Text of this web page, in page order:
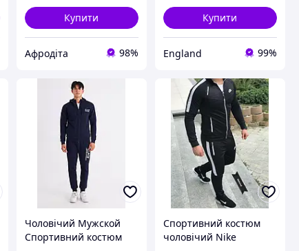
Купити
Афродіта 98%
Купити
England 99%
Чоловічий Мужской
Спортивний костюм
Спортивний костюм
чоловічий Nike